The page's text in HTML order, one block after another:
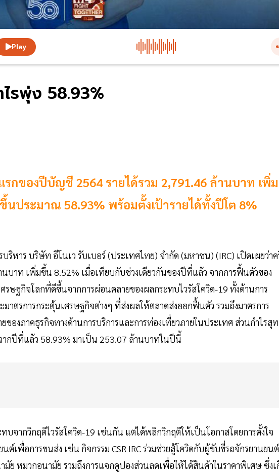
Play
รพุ่ง 58.93%
รกของปีบัญชี 2564 รายได้รวม 2,791.46 ล้านบาท เพิ่ม
ประมาณ 58.93% พร้อมตั้งเป้ารายได้ทั้งปีโต 8%
หาร บริษัท อีโนเว รับเบอร์ (ประเทศไทย) จำกัด (มหาชน) (IRC) เปิดเผยว่าค
บาท เพิ่มขึ้น 8.52% เมื่อเทียบกับช่วงเดียวกันของปีที่แล้ว จากการฟื้นตัวของ
ษฐกิจโลกที่ดีขึ้นจากการผ่อนคลายของผลกระทบไวรัสโควิด-19 ทั้งด้านการ
าตรการกระตุ้นเศรษฐกิจต่างๆ ที่ส่งผลให้ตลาดส่งออกฟื้นตัว รวมถึงมาตรการ
องภาคธุรกิจทางด้านการบริการและการท่องเที่ยวภายในประเทศ ส่วนกำไรสุ
กปีที่แล้ว 58.93% มาเป็น 253.07 ล้านบาทในปีนี้
บจากวิกฤติไวรัสโควิด-19 เช่นกัน แต่ได้พลิกวิกฤติให้เป็นโอกาสโดยการตั้งใจ
เพื่อการขนส่ง เช่น กิจกรรม CSR IRC ร่วมช่วยสู้โควิดกับผู้ขับขี่รถจักรยานยนต์
ย หมวกอนามัย รวมถึงการแจกคูปองส่วนลดเพื่อให้ได้สินค้าในราคาพิเศษ ซึ่งเ